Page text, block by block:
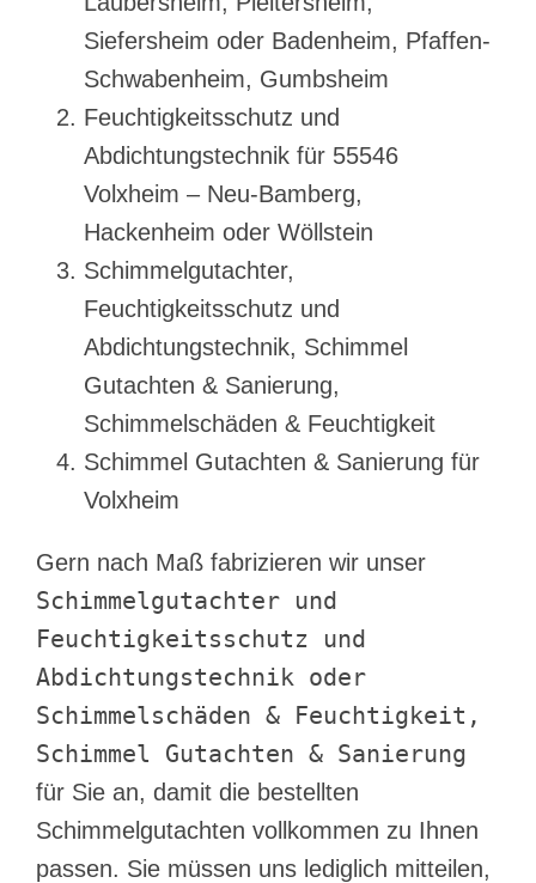
Siefersheim oder Badenheim, Pfaffen-
Schwabenheim, Gumbsheim
Feuchtigkeitsschutz und
Abdichtungstechnik für 55546
Volxheim – Neu-Bamberg,
Hackenheim oder Wöllstein
Schimmelgutachter,
Feuchtigkeitsschutz und
Abdichtungstechnik, Schimmel
Gutachten & Sanierung,
Schimmelschäden & Feuchtigkeit
Schimmel Gutachten & Sanierung für
Volxheim
Gern nach Maß fabrizieren wir unser
Schimmelgutachter und
Feuchtigkeitsschutz und
Abdichtungstechnik oder
Schimmelschäden & Feuchtigkeit,
Schimmel Gutachten & Sanierung
für Sie an, damit die bestellten
Schimmelgutachten vollkommen zu Ihnen
passen. Sie müssen uns lediglich mitteilen,